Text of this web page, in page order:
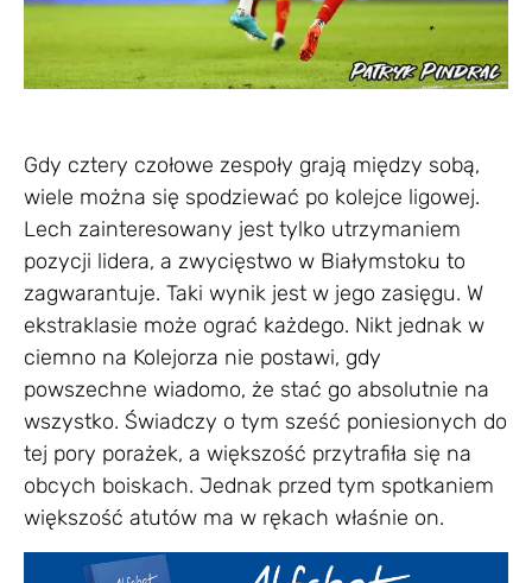
Gdy cztery czołowe zespoły grają między sobą,
wiele można się spodziewać po kolejce ligowej.
Lech zainteresowany jest tylko utrzymaniem
pozycji lidera, a zwycięstwo w Białymstoku to
zagwarantuje. Taki wynik jest w jego zasięgu. W
ekstraklasie może ograć każdego. Nikt jednak w
ciemno na Kolejorza nie postawi, gdy
powszechne wiadomo, że stać go absolutnie na
wszystko. Świadczy o tym sześć poniesionych do
tej pory porażek, a większość przytrafiła się na
obcych boiskach. Jednak przed tym spotkaniem
większość atutów ma w rękach właśnie on.